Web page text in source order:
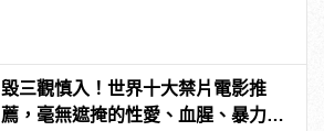
毀三觀慎入！世界十大禁片電影推
薦，毫無遮掩的性愛、血腥、暴力、